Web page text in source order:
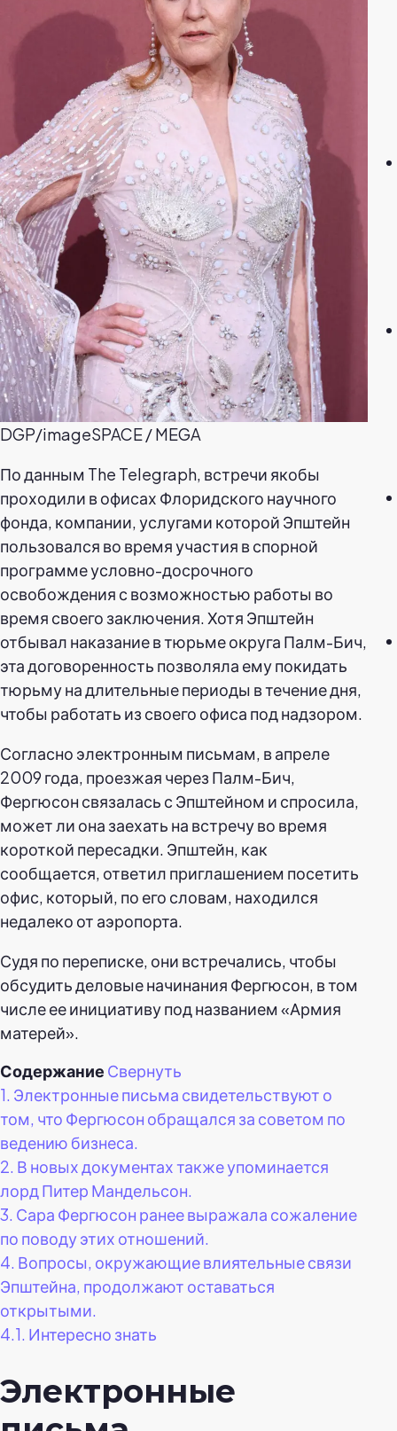
DGP/imageSPACE / MEGA
По данным The Telegraph, встречи якобы
проходили в офисах Флоридского научного
фонда, компании, услугами которой Эпштейн
пользовался во время участия в спорной
программе условно-досрочного
освобождения с возможностью работы во
время своего заключения. Хотя Эпштейн
отбывал наказание в тюрьме округа Палм-Бич,
эта договоренность позволяла ему покидать
тюрьму на длительные периоды в течение дня,
чтобы работать из своего офиса под надзором.
Согласно электронным письмам, в апреле
2009 года, проезжая через Палм-Бич,
Фергюсон связалась с Эпштейном и спросила,
может ли она заехать на встречу во время
короткой пересадки. Эпштейн, как
сообщается, ответил приглашением посетить
офис, который, по его словам, находился
недалеко от аэропорта.
Судя по переписке, они встречались, чтобы
обсудить деловые начинания Фергюсон, в том
числе ее инициативу под названием «Армия
матерей».
Содержание Свернуть
1. Электронные письма свидетельствуют о
том, что Фергюсон обращался за советом по
ведению бизнеса.
2. В новых документах также упоминается
лорд Питер Мандельсон.
3. Сара Фергюсон ранее выражала сожаление
по поводу этих отношений.
4. Вопросы, окружающие влиятельные связи
Эпштейна, продолжают оставаться
открытыми.
4.1. Интересно знать
Электронные